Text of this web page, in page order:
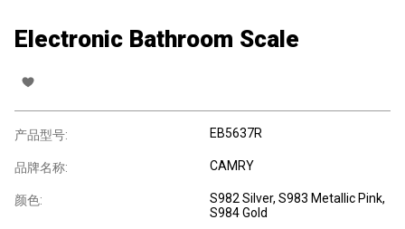
Electronic Bathroom Scale
产品型号: EB5637R
品牌名称: CAMRY
颜色:
S982 Silver, S983 Metallic Pink,
S984 Gold